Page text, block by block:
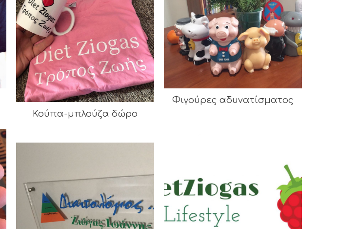
Φιγούρες αδυνατίσματος
Κούπα-μπλούζα δώρο